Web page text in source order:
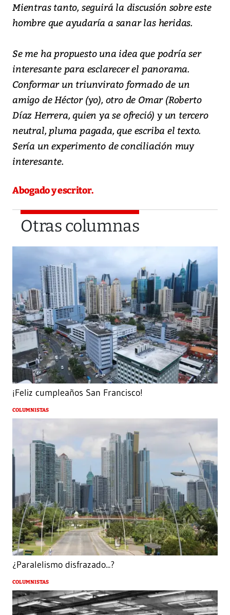
Mientras tanto, seguirá la discusión sobre este
hombre que ayudaría a sanar las heridas.
Se me ha propuesto una idea que podría ser
interesante para esclarecer el panorama.
Conformar un triunvirato formado de un
amigo de Héctor (yo), otro de Omar (Roberto
Díaz Herrera, quien ya se ofreció) y un tercero
neutral, pluma pagada, que escriba el texto.
Sería un experimento de conciliación muy
interesante.
Abogado y escritor.
Otras columnas
¡Feliz cumpleaños San Francisco!
COLUMNISTAS
¿Paralelismo disfrazado...?
COLUMNISTAS